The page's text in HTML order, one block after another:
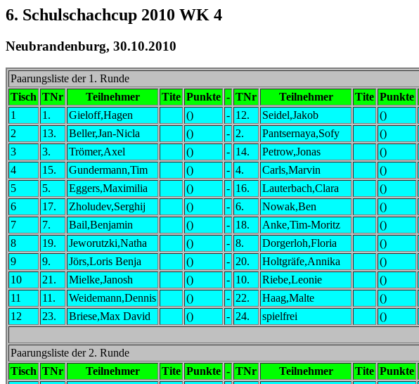
6. Schulschachcup 2010 WK 4
Neubrandenburg, 30.10.2010
Paarungsliste der 1. Runde
Tisch TNr Teilnehmer Tite Punkte - TNr Teilnehmer Tite Punkte
1
1. Gieloff,Hagen () - 12. Seidel,Jakob ()
2
13. Beller,Jan-Nicla () - 2. Pantsernaya,Sofy ()
3
3. Trömer,Axel () - 14. Petrow,Jonas ()
4
15. Gundermann,Tim () - 4. Carls,Marvin ()
5
5. Eggers,Maximilia () - 16. Lauterbach,Clara ()
6
17. Zholudev,Serghij () - 6. Nowak,Ben ()
7
7. Bail,Benjamin () - 18. Anke,Tim-Moritz ()
8
19. Jeworutzki,Natha () - 8. Dorgerloh,Floria ()
9
9. Jörs,Loris Benja () - 20. Holtgräfe,Annika ()
10
21. Mielke,Janosh () - 10. Riebe,Leonie ()
11
11. Weidemann,Dennis () - 22. Haag,Malte ()
12
23. Briese,Max David () - 24. spielfrei ()
Paarungsliste der 2. Runde
Tisch TNr Teilnehmer Tite Punkte - TNr Teilnehmer Tite Punkte